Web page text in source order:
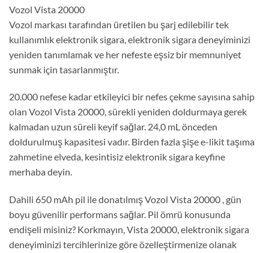
Vozol Vista 20000
Vozol markası tarafından üretilen bu şarj edilebilir tek
kullanımlık elektronik sigara, elektronik sigara deneyiminizi
yeniden tanımlamak ve her nefeste eşsiz bir memnuniyet
sunmak için tasarlanmıştır.
20.000 nefese kadar etkileyici bir nefes çekme sayısına sahip
olan Vozol Vista 20000, sürekli yeniden doldurmaya gerek
kalmadan uzun süreli keyif sağlar. 24,0 mL önceden
doldurulmuş kapasitesi vadır. Birden fazla şişe e-likit taşıma
zahmetine elveda, kesintisiz elektronik sigara keyfine
merhaba deyin.
Dahili 650 mAh pil ile donatılmış Vozol Vista 20000 , gün
boyu güvenilir performans sağlar. Pil ömrü konusunda
endişeli misiniz? Korkmayın, Vista 20000, elektronik sigara
deneyiminizi tercihlerinize göre özelleştirmenize olanak